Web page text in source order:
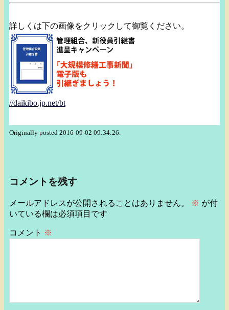
詳しくは下の画像をクリックして御覧ください。
//daikibo.jp.net/bt
Originally posted 2016-09-02 09:34:26.
コメントを残す
メールアドレスが公開されることはありません。 ※ が付
いている欄は必須項目です
コメント ※